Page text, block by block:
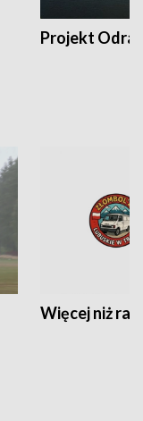
Projekt Odra
Więcej niż rajd